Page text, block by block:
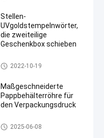
Stellen-
UVgoldstempelnwörter,
die zweiteilige
Geschenkbox schieben
Fach-Papierkasten
2022-10-19
Maßgeschneiderte
Pappbehälterröhre für
den Verpackungsdruck
Papierverpackenrohr
2025-06-08